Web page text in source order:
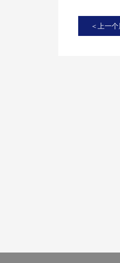
＜上一